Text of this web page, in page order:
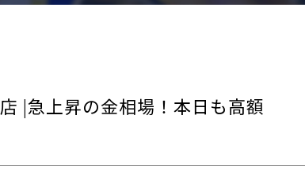
|急上昇の金相場！本日も高額